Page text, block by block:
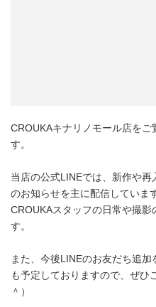
CROUKAキナリノモール店をご
す。
当店の公式LINEでは、新作や
のお知らせを主に配信していま
CROUKAスタッフの日常や撮影
す。
また、今後LINEのお友だち追
も予定しておりますので、ぜひ
＾）